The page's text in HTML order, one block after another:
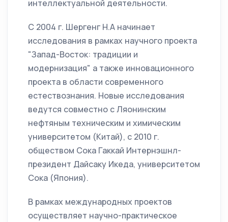
интеллектуальной деятельности.
С 2004 г. Шергенг Н.А начинает
исследования в рамках научного проекта
"Запад-Восток: традиции и
модернизация" а также инновационного
проекта в области современного
естествознания. Новые исследования
ведутся совместно с Ляонинским
нефтяным техническим и химическим
университетом (Китай), с 2010 г.
обществом Сока Гаккай Интернэшнл-
президент Дайсаку Икеда, университетом
Сока (Япония).
В рамках международных проектов
осуществляет научно-практическое